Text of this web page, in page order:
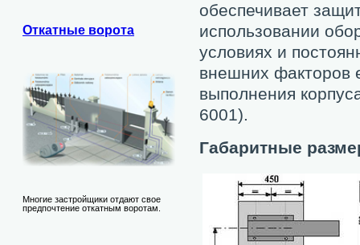
Откатные ворота
Многие застройщики отдают свое
предпочтение откатным воротам.
обеспечивает
использовании
условиях и
внешних факторов
выполнения
6001).
Габаритные